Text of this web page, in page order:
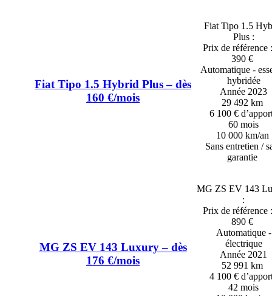
Fiat Tipo 1.5 Hybrid Plus – dès
160 €/mois
Fiat Tipo 1.5
Plus :
Prix de référence
390 €
Automatique -
hybridée
Année 2023
29 492 km
6 100 €
60 mois
10 000 km/an
Sans entretien /
garantie
MG ZS EV 143 Luxury – dès
176 €/mois
MG ZS EV 143
:
Prix de référence
890 €
Automatique -
électrique
Année 2021
52 991 km
4 100 €
42 mois